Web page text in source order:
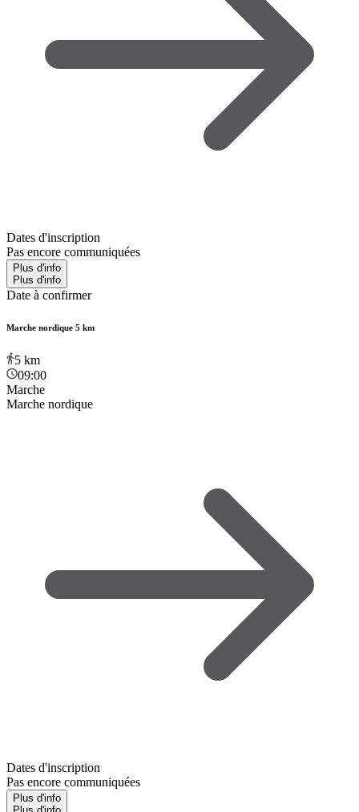
Dates d'inscription
Pas encore communiquées
Plus d'info
Plus d'info
Date à confirmer
Marche nordique 5 km
5 km
09:00
Marche
Marche nordique
Dates d'inscription
Pas encore communiquées
Plus d'info